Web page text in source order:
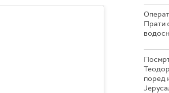
Прати
поред